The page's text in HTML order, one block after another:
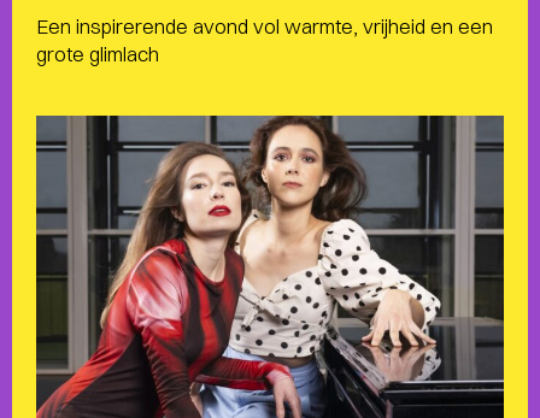
Een inspirerende avond vol warmte, vrijheid en een
grote glimlach